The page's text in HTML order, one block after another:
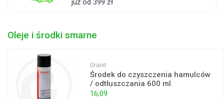
już od 399 zł
Oleje i środki smarne
Granit
Środek do czyszczenia hamulców
/ odtłuszczania 600 ml
16,09